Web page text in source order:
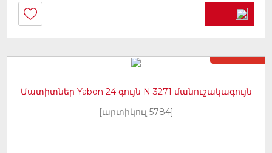
Մատիտներ Yabon 24 գույն N 3271 մանուշակագույն
[արտիկուլ 5784]